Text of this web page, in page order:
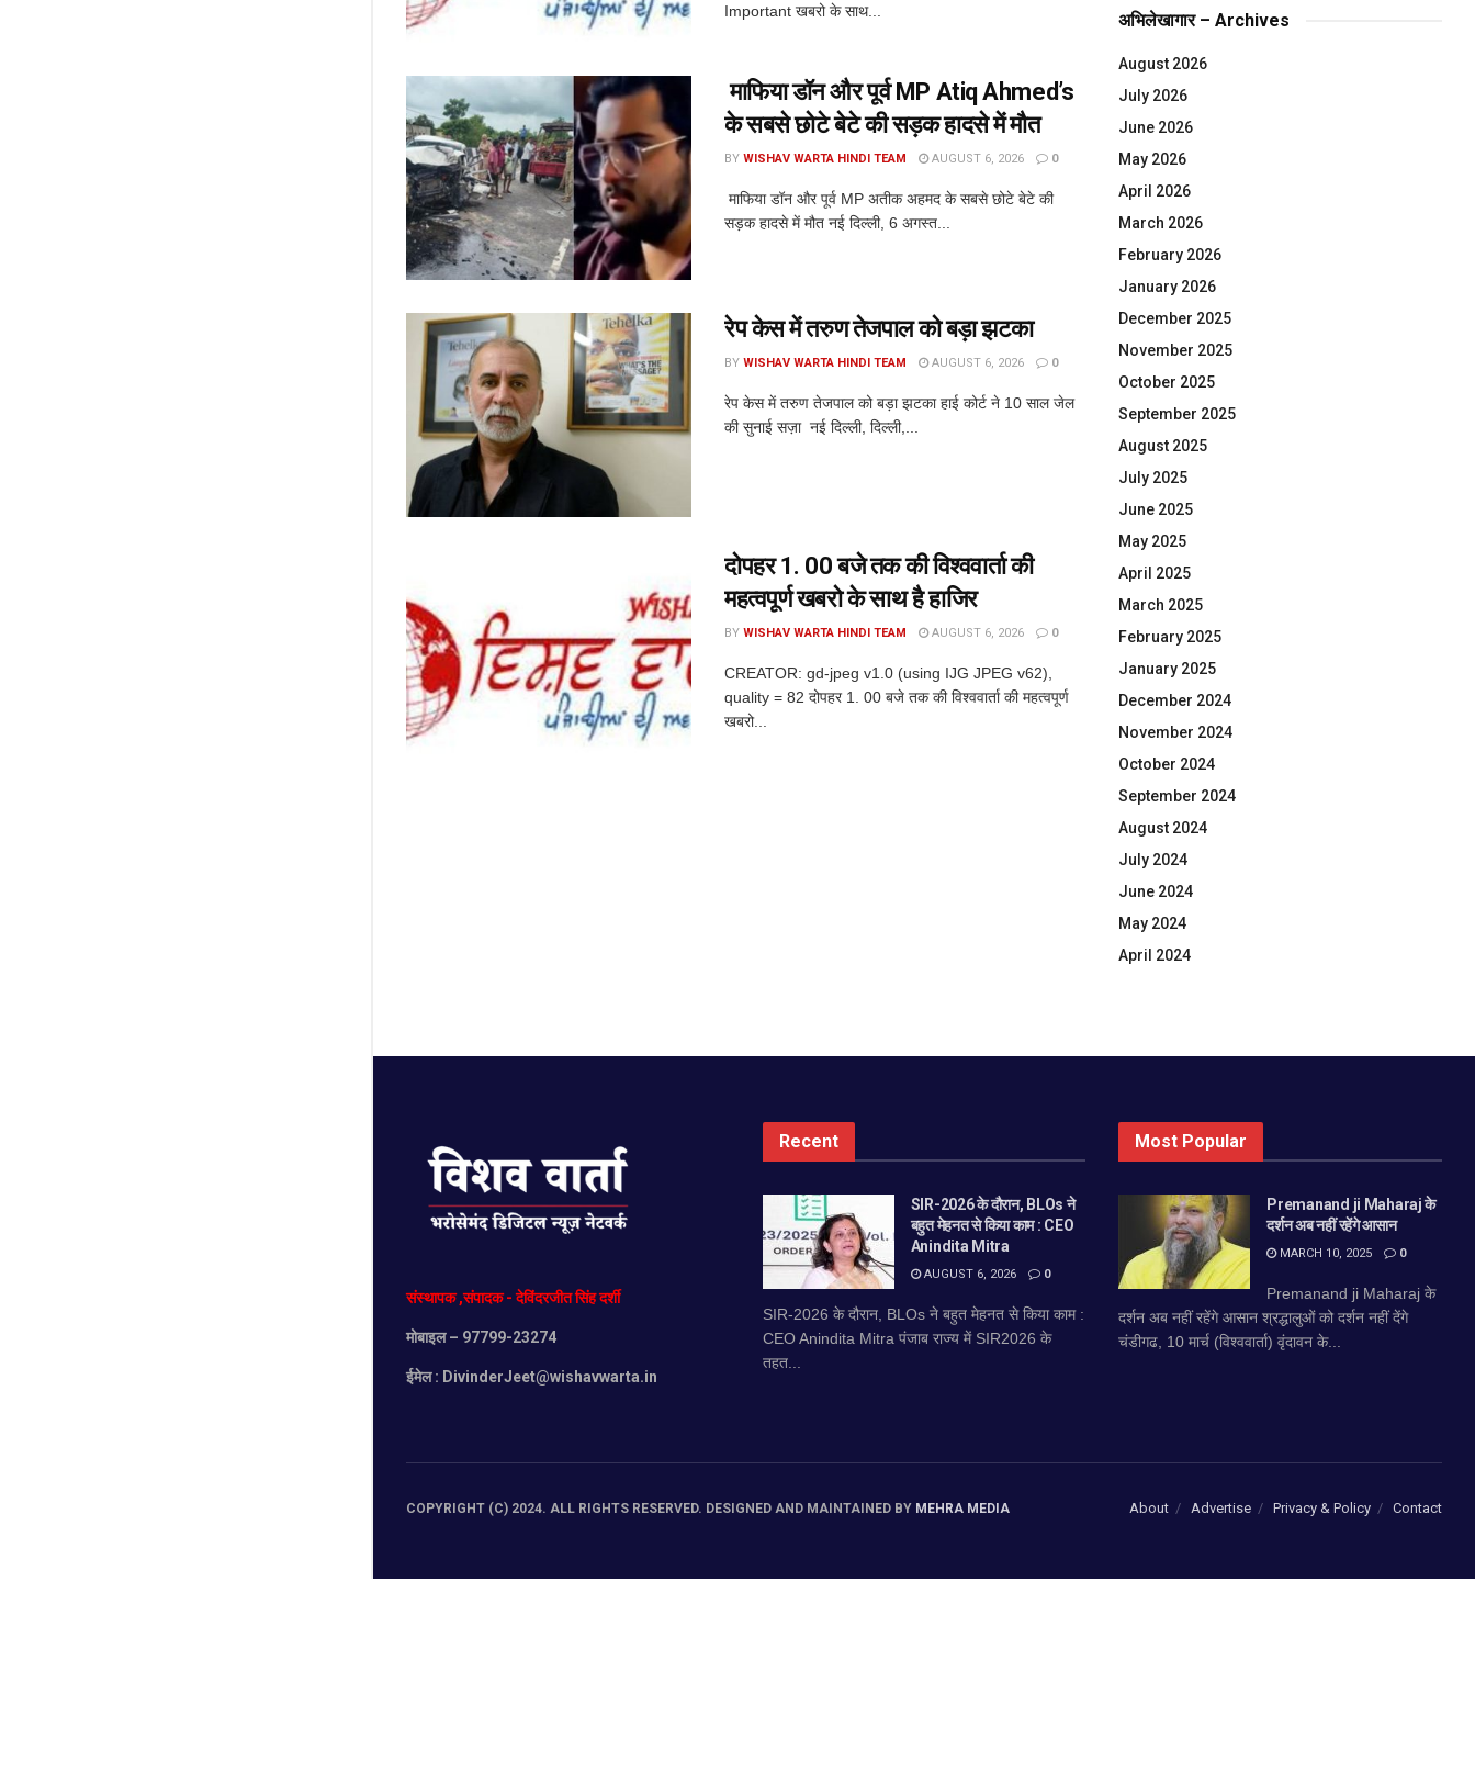
Important खबरो के साथ...
माफिया डॉन और पूर्व MP Atiq Ahmed’s
के सबसे छोटे बेटे की सड़क हादसे में मौत
BY WISHAV WARTA HINDI TEAM AUGUST 6, 2026 0
माफिया डॉन और पूर्व MP अतीक अहमद के सबसे छोटे बेटे की
सड़क हादसे में मौत नई दिल्ली, 6 अगस्त...
रेप केस में तरुण तेजपाल को बड़ा झटका
BY WISHAV WARTA HINDI TEAM AUGUST 6, 2026 0
रेप केस में तरुण तेजपाल को बड़ा झटका हाई कोर्ट ने 10 साल जेल
की सुनाई सज़ा नई दिल्ली, दिल्ली,...
दोपहर 1. 00 बजे तक की विश्ववार्ता की
महत्वपूर्ण खबरो के साथ है हाजिर
BY WISHAV WARTA HINDI TEAM AUGUST 6, 2026 0
CREATOR: gd-jpeg v1.0 (using IJG JPEG v62),
quality = 82 दोपहर 1. 00 बजे तक की विश्ववार्ता की महत्वपूर्ण
खबरो...
अभिलेखागार – Archives
August 2026
July 2026
June 2026
May 2026
April 2026
March 2026
February 2026
January 2026
December 2025
November 2025
October 2025
September 2025
August 2025
July 2025
June 2025
May 2025
April 2025
March 2025
February 2025
January 2025
December 2024
November 2024
October 2024
September 2024
August 2024
July 2024
June 2024
May 2024
April 2024
संस्थापक,संपादक-देविंदरजीतसिंहदर्शी
मोबाइल– 97799-23274
ईमेल : DivinderJeet@wishavwarta.in
Recent
SIR-2026 के दौरान, BLOs ने
बहुत मेहनत से किया काम : CEO
Anindita Mitra
AUGUST 6, 2026 0
SIR-2026 के दौरान, BLOs ने बहुत मेहनत से किया काम :
CEO Anindita Mitra पंजाब राज्य में SIR2026 के
तहत...
Most Popular
Premanand ji Maharaj के
दर्शन अब नहीं रहेंगे आसान
MARCH 10, 2025 0
Premanand ji Maharaj के
दर्शन अब नहीं रहेंगे आसान श्रद्धालुओं को दर्शन नहीं देंगे
चंडीगढ, 10 मार्च (विश्ववार्ता) वृंदावन के...
About Advertise Privacy & Policy Contact
COPYRIGHT (C) 2024. ALL RIGHTS RESERVED. DESIGNED AND MAINTAINED BY MEHRA MEDIA